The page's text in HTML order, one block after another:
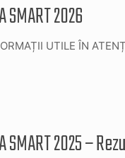
SMART 2026
UTILE ÎN
SMART 2025 –